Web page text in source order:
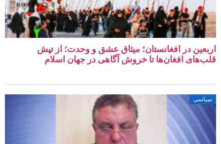
اربعین در افغانستان؛ میثاق عشق و وحدت؛ از تپش‌
قلب‌های افغان‌ها تا خروش آگاهی در جهان اسلام
سیاسی